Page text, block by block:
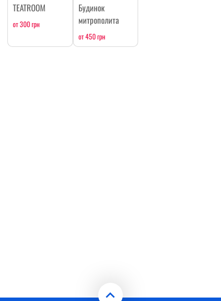
TEATROOM
от 300 грн
Будинок
митрополита
от 450 грн